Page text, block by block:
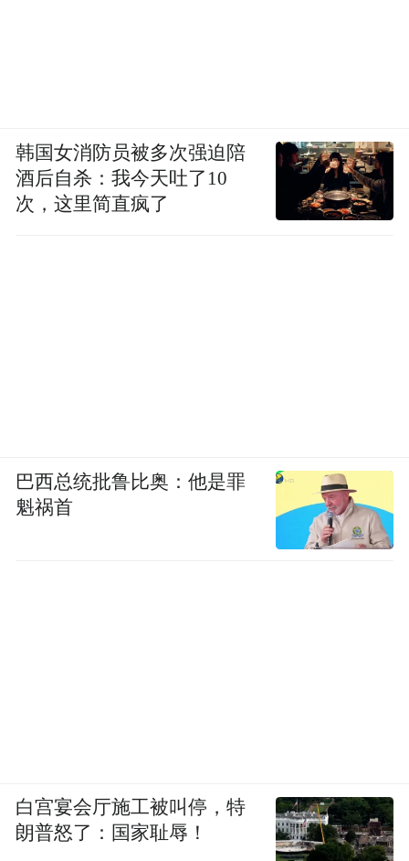
韩国女消防员被多次强迫陪
酒后自杀：我今天吐了10
次，这里简直疯了
巴西总统批鲁比奥：他是罪
魁祸首
白宫宴会厅施工被叫停，特
朗普怒了：国家耻辱！